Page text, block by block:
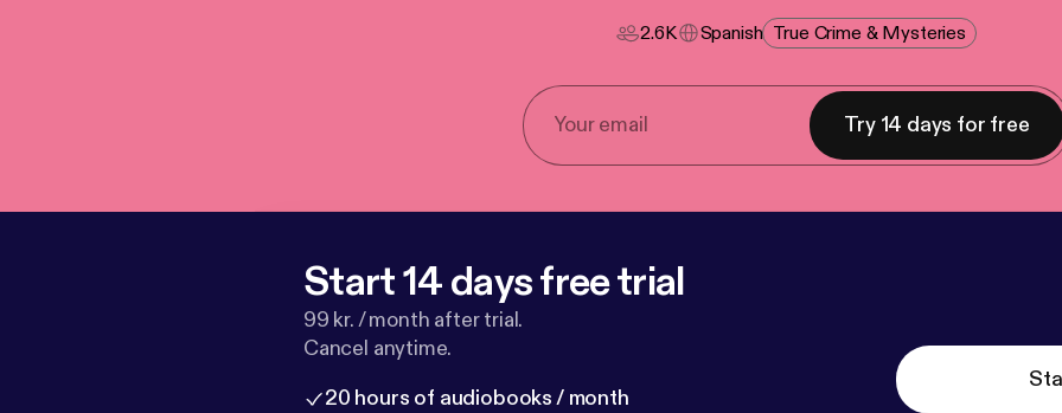
2.6K
Spanish True Crime & Mysteries
Try 14 days for free
Start 14 days free trial
99 kr. / month after trial.
Cancel anytime.
20 hours of audiobooks / month